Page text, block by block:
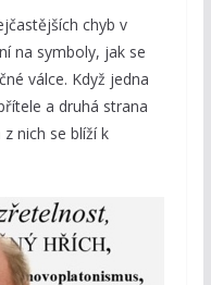
chyb v
na symboly, jak se
válce. Když jedna
a druhá strana
nich se blíží k